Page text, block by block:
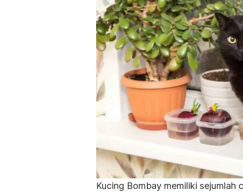
Kucing Bombay memiliki